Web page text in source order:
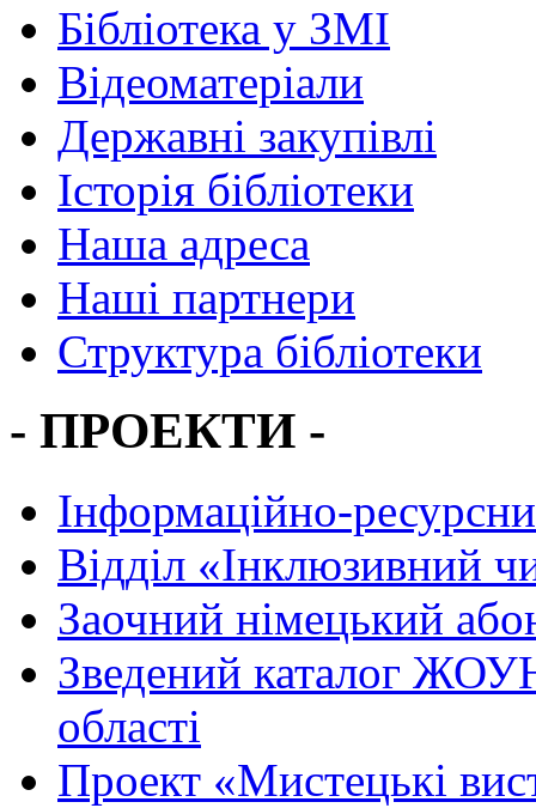
Бібліотека у ЗМІ
Відеоматеріали
Державні закупівлі
Історія бібліотеки
Наша адреса
Наші партнери
Структура бібліотеки
- ПРОЕКТИ -
Інформаційно-
Вiддiл «Інклюзивний
Заочний німецький
Зведений каталог
області
Проект «Мистецькі